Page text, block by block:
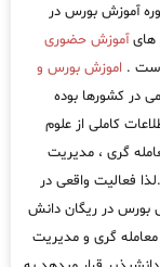
آموزش بورس در
هایآموزش حضوری
. اموزش بورس و
در کشورها بوده
کاملی از علوم
گری ، مدیریت
فعالیت واقعی در
بورس در ریگان دانش
معامله گری و مدیریت